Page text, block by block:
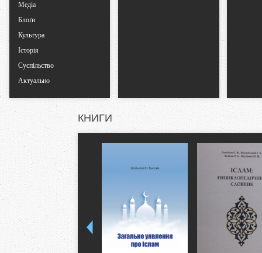
Медіа
Блоґи
Культура
Історія
Суспільство
Актуально
КНИГИ